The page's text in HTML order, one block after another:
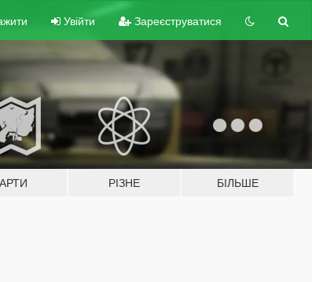
Увійти Зареєструватися
РІЗНЕ БІЛЬШЕ